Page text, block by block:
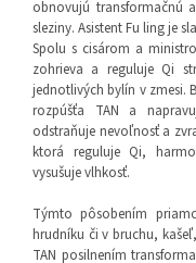
obnovujú transformačnú
sleziny. Asistent Fu ling je
Spolu s cisárom a
zohrieva a reguluje Qi
jednotlivých bylín v zmesi.
rozpúšťa TAN a
odstraňuje nevoľnosť a
ktorá reguluje Qi,
vysušuje vlhkosť.
Týmto pôsobením
hrudníku či v bruchu,
TAN posilnením